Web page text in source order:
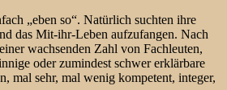
„eben so“. Natürlich suchten ihre
das Mit-ihr-Leben aufzufangen. Nach
wachsenden Zahl von Fachleuten,
oder zumindest schwer erklärbare
mal sehr, mal wenig kompetent, integer,